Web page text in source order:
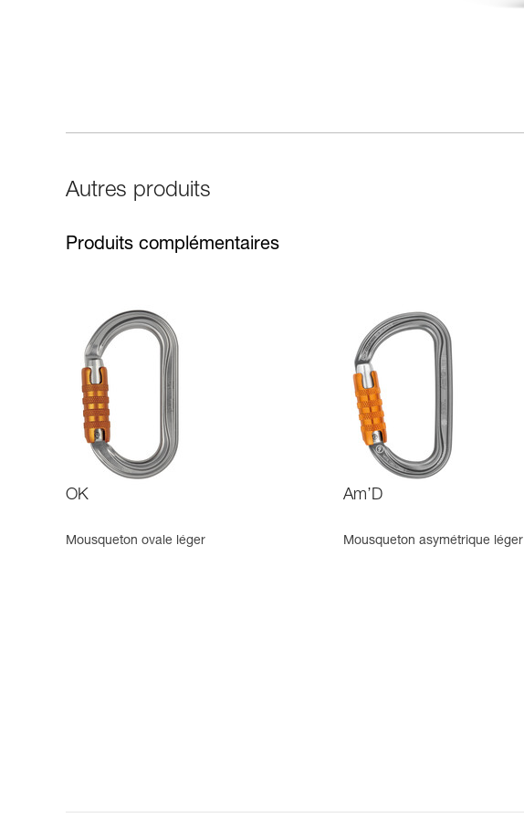
Autres produits
Produits complémentaires
OK
Mousqueton ovale léger
Am’D
Mousqueton asymétrique léger